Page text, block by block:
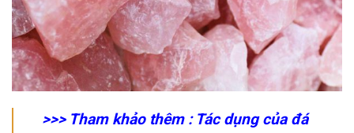
>>> Tham khảo thêm : Tác dụng của đá